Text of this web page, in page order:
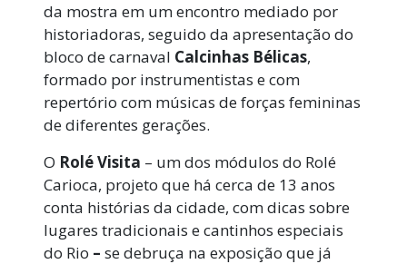
da mostra em um encontro mediado por
historiadoras, seguido da apresentação do
bloco de carnaval Calcinhas Bélicas,
formado por instrumentistas e com
repertório com músicas de forças femininas
de diferentes gerações.
O Rolé Visita – um dos módulos do Rolé
Carioca, projeto que há cerca de 13 anos
conta histórias da cidade, com dicas sobre
lugares tradicionais e cantinhos especiais
do Rio – se debruça na exposição que já